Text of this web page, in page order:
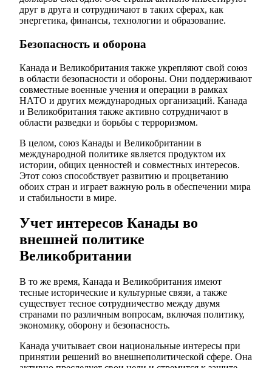
друг в друга и сотрудничают в таких сферах, как
энергетика, финансы, технологии и образование.
Безопасность и оборона
Канада и Великобритания также укрепляют свой союз
в области безопасности и обороны. Они поддерживают
совместные военные учения и операции в рамках
НАТО и других международных организаций. Канада
и Великобритания также активно сотрудничают в
области разведки и борьбы с терроризмом.
В целом, союз Канады и Великобритании в
международной политике является продуктом их
истории, общих ценностей и совместных интересов.
Этот союз способствует развитию и процветанию
обоих стран и играет важную роль в обеспечении мира
и стабильности в мире.
Учет интересов Канады во
внешней политике
Великобритании
В то же время, Канада и Великобритания имеют
тесные исторические и культурные связи, а также
существует тесное сотрудничество между двумя
странами по различным вопросам, включая политику,
экономику, оборону и безопасность.
Канада учитывает свои национальные интересы при
принятии решений во внешнеполитической сфере. Она